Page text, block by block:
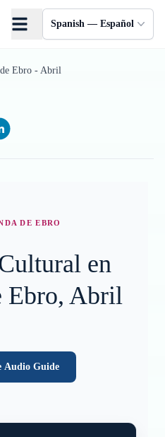
Spanish — Español
Ebro - Abril
DE EBRO
en
Ebro, Abril
Audio Guide